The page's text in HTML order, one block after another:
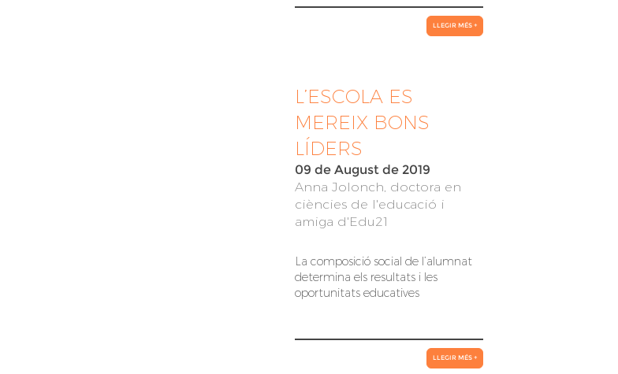
LLEGIR MÉS +
L’ESCOLA ES
MEREIX BONS
LÍDERS
09 de August de 2019
Anna Jolonch, doctora en
ciències de l'educació i
amiga d'Edu21
La composició social de l’alumnat
determina els resultats i les
oportunitats educatives
LLEGIR MÉS +